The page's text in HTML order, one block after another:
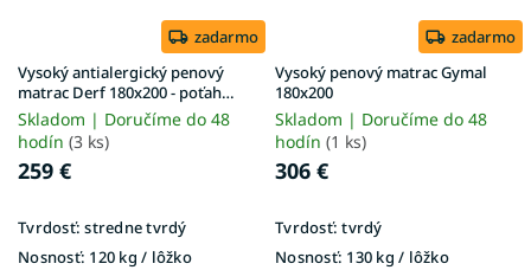
zadarmo
Vysoký antialergický penový
matrac Derf 180x200 - poťah
Aloe Vera
Skladom | Doručíme do 48
hodín (3 ks)
259 €
Tvrdosť: stredne tvrdý
Nosnosť: 120 kg / lôžko
zadarmo
Vysoký penový matrac Gymal
180x200
Skladom | Doručíme do 48
hodín (1 ks)
306 €
Tvrdosť: tvrdý
Nosnosť: 130 kg / lôžko